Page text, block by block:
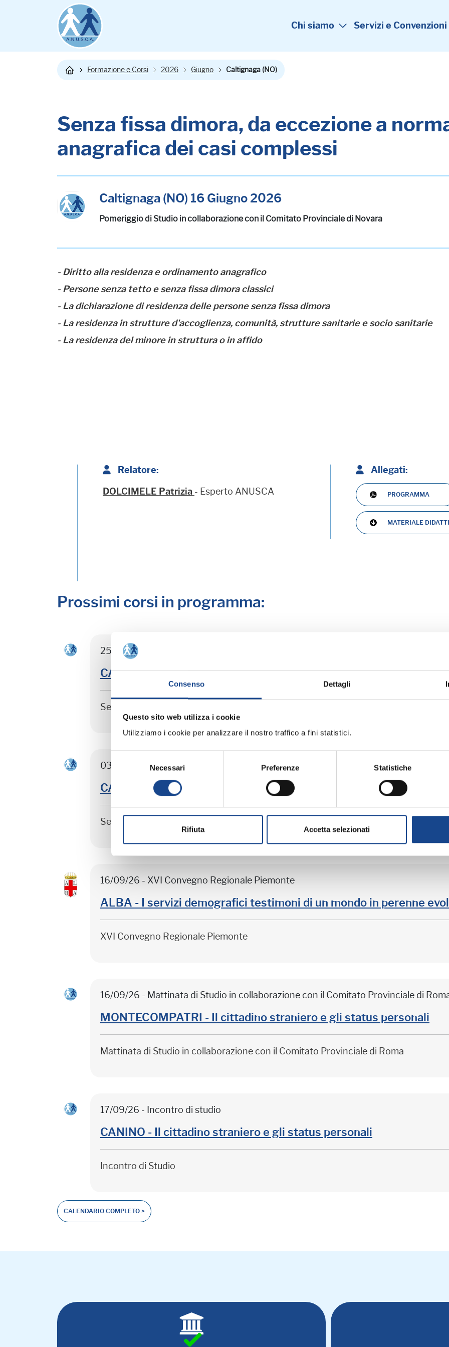
Consenso Dettagli
Questo sito web utilizza i cookie
Utilizziamo i cookie per analizzare il nostro traffico a fini statistici.
del
Necessari Preferenze Statistiche
Rifiuta Accetta selezionati
Chi siamo Servizi e Convenzioni
Formazione e Corsi 2026 Giugno Caltignaga (NO)
Senza fissa dimora, da eccezione a
anagrafica dei casi complessi
Caltignaga (NO) 16 Giugno 2026
Pomeriggio di Studio in collaborazione con il Comitato Provinciale di Novara
- Diritto alla residenza e ordinamento anagrafico
- Persone senza tetto e senza fissa dimora classici
- La dichiarazione di residenza delle persone senza fissa dimora
- La residenza in strutture d'accoglienza, comunità, strutture sanitarie e socio sanitarie
- La residenza del minore in struttura o in affido
Relatore:
DOLCIMELE Patrizia - Esperto ANUSCA
Allegati:
PROGRAMMA
MATERIALE
Prossimi corsi in programma:
25/08/26 - Seminario di aggiornamento professionale
CASTEL SAN PIETRO TERME (BO) - Estate all'ombra dei cipressi
Seminario di aggiornamento professionale
03/09/26 - Seminario di aggiornamento professionale
CASTEL SAN PIETRO TERME (BO) - La cittadinanza italiana
Seminario di aggiornamento professionale
16/09/26 - XVI Convegno Regionale Piemonte
ALBA - I servizi demografici testimoni di un mondo in perenne
XVI Convegno Regionale Piemonte
16/09/26 - Mattinata di Studio in collaborazione con il Comitato Provinciale di
MONTECOMPATRI - Il cittadino straniero e gli status personali
Mattinata di Studio in collaborazione con il Comitato Provinciale di Roma
17/09/26 - Incontro di studio
CANINO - Il cittadino straniero e gli status personali
Incontro di Studio
CALENDARIO COMPLETO >